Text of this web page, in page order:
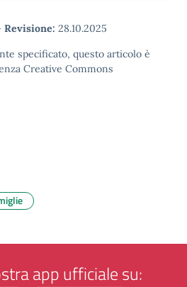
Revisione: 28.10.2025
specificato, questo articolo è
Creative Commons
app ufficiale su: